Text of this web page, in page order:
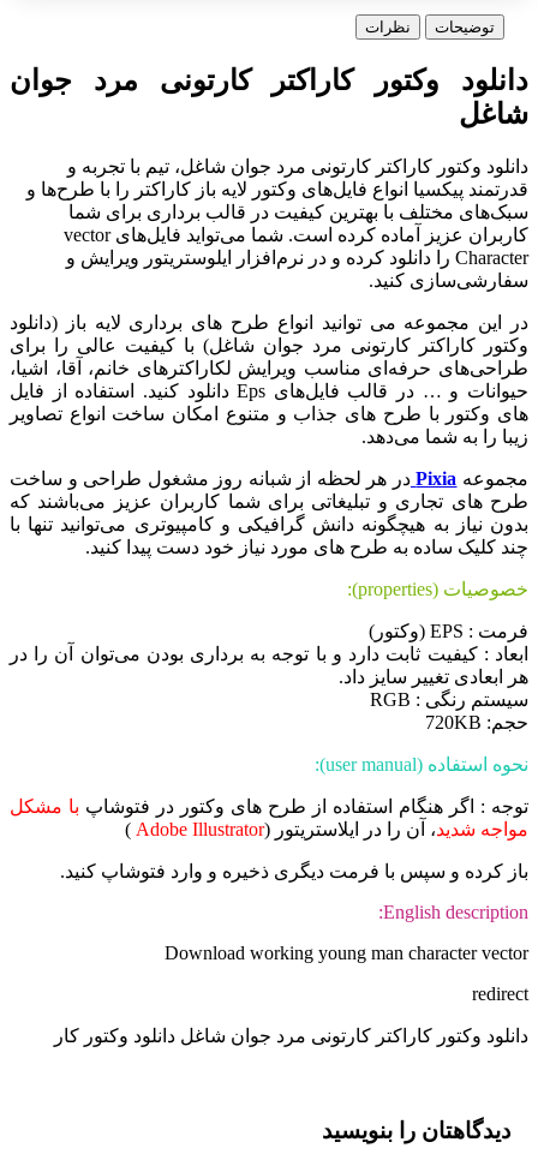
توضیحات نظرات
دانلود وکتور کاراکتر کارتونی مرد جوان
شاغل
دانلود وکتور کاراکتر کارتونی مرد جوان شاغل، تیم با تجربه و
قدرتمند پیکسیا انواع فایل‌های وکتور لایه باز کاراکتر را با طرح‌ها و
سبک‌های مختلف با بهترین کیفیت در قالب برداری برای شما
کاربران عزیز آماده کرده است. شما می‌تواید فایل‌های vector
Character را دانلود کرده و در نرم‌افزار ایلوستریتور ویرایش و
سفارشی‌سازی کنید.
در این مجموعه می توانید انواع طرح های برداری لایه باز (دانلود
وکتور کاراکتر کارتونی مرد جوان شاغل) با کیفیت عالی را برای
طراحی‌های حرفه‌ای مناسب ویرایش لکاراکترهای خانم، آقا، اشیا،
حیوانات و … در قالب فایل‌های Eps دانلود کنید. استفاده از فایل
های وکتور با طرح های جذاب و متنوع امکان ساخت انواع تصاویر
زیبا را به شما می‌دهد.
مجموعه Pixia در هر لحظه از شبانه روز مشغول طراحی و ساخت
طرح های تجاری و تبلیغاتی برای شما کاربران عزیز می‌باشند که
بدون نیاز به هیچگونه دانش گرافیکی و کامپیوتری می‌توانید تنها با
چند کلیک ساده به طرح های مورد نیاز خود دست پیدا کنید.
خصوصیات (properties):
فرمت : EPS (وکتور)
ابعاد : کیفیت ثابت دارد و با توجه به برداری بودن می‌توان آن را در
هر ابعادی تغییر سایز داد.
سیستم رنگی : RGB
حجم: 720KB
نحوه استفاده (user manual):
توجه : اگر هنگام استفاده از طرح های وکتور در فتوشاپ با مشکل
مواجه شدید، آن را در ایلاستریتور (Adobe Illustrator
)
باز کرده و سپس با فرمت دیگری ذخیره و وارد فتوشاپ کنید.
English description:
Download working young man character vector
redirect
دانلود وکتور کاراکتر کارتونی مرد جوان شاغل دانلود وکتور کار
دیدگاهتان را بنویسید